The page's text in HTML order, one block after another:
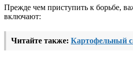
Прежде чем приступить к борьбе,
включают:
Читайте также: Картофельный